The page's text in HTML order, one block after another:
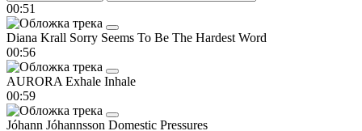
00:51
Diana Krall Sorry Seems To Be The Hardest Word
00:56
AURORA Exhale Inhale
00:59
Jóhann Jóhannsson Domestic Pressures